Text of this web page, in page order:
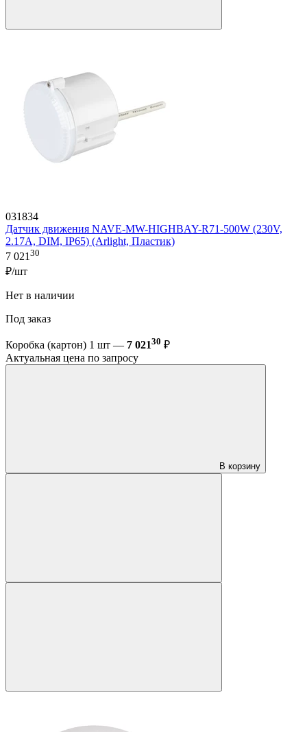
031834
Датчик движения NAVE-MW-HIGHBAY-R71-500W (230V,
2.17A, DIM, IP65) (Arlight, Пластик)
7 02130
₽/шт
Нет в наличии
Под заказ
Коробка (картон) 1 шт — 7 02130 ₽
Актуальная цена по запросу
В корзину